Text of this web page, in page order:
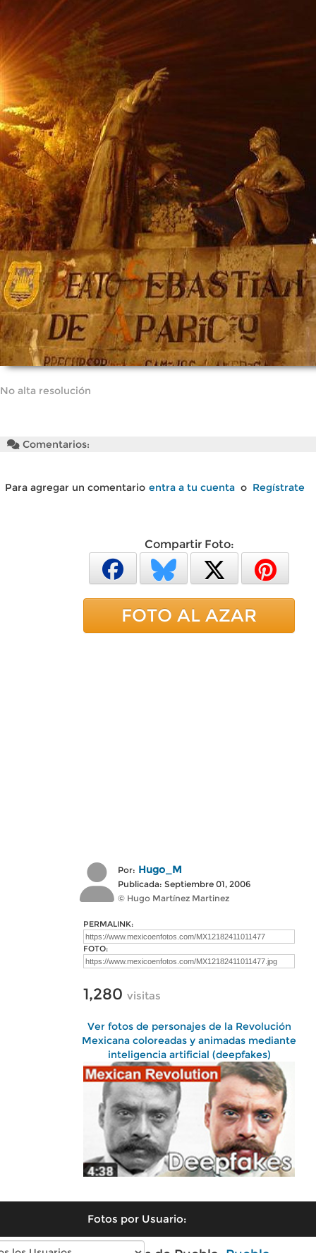
No alta resolución
Comentarios:
Para agregar un comentario entra a tu cuenta o Regístrate
Compartir Foto:
FOTO AL AZAR
Por: Hugo_M
Publicada: Septiembre 01, 2006
© Hugo Martínez Martinez
PERMALINK:
FOTO:
1,280 visitas
Ver fotos de personajes de la Revolución
Mexicana coloreadas y animadas mediante
inteligencia artificial (deepfakes)
Fotos por Usuario: